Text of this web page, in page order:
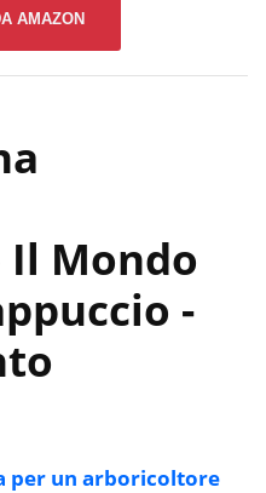
AMAZON
Mondo
-
per un arboricoltore